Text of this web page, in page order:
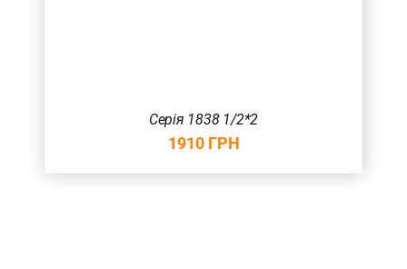
Серія 1838 1/2*2
1910 ГРН